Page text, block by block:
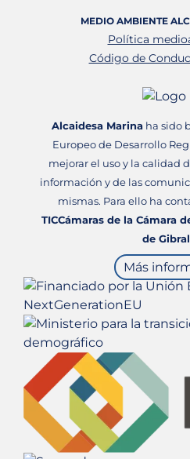
MEDIO AMBIENTE
Política
Código de
Alcaidesa Marinaha sido
Europeo de Desarrollo
mejorar el uso y la calidad
información y de las
mismas. Para ello ha
TICCámaras de la Cámara
de
Más